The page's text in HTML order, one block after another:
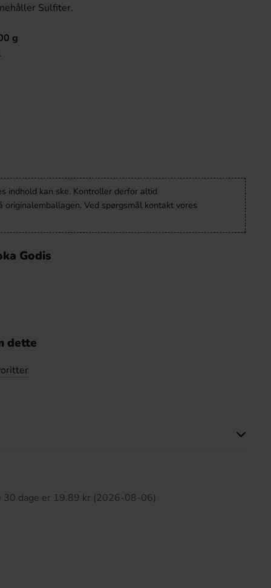
Sulfiter.
g
indhold kan ske. Kontroller derfor altid
originalemballagen. Ved spørgsmål kontakt vores
Godis
dette
30 dage er 19.89 kr (2026-08-06)